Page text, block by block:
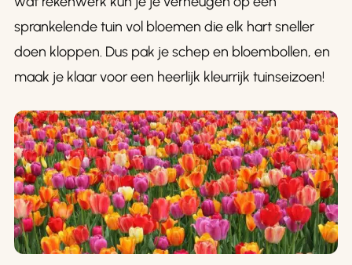
sprankelende tuin vol bloemen die elk hart sneller
doen kloppen. Dus pak je schep en bloembollen, en
maak je klaar voor een heerlijk kleurrijk tuinseizoen!